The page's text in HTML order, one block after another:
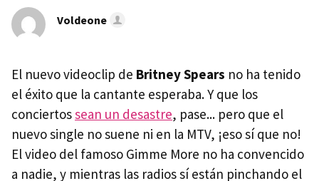
Voldeone
El nuevo videoclip de Britney Spears no ha tenido
el éxito que la cantante esperaba. Y que los
conciertossean un desastre, pase... pero que el
nuevo single no suene ni en la MTV, ¡eso sí que no!
El video del famoso Gimme More no ha convencido
a nadie, y mientras las radios sí están pinchando el